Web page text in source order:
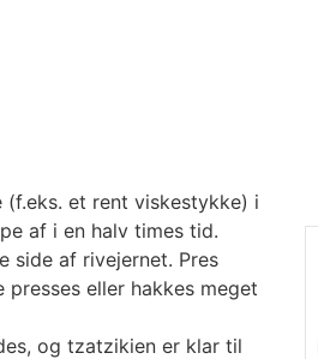
et rent viskestykke) i
af i en halv times tid.
side af rivejernet. Pres
eller hakkes meget
og tzatzikien er klar til